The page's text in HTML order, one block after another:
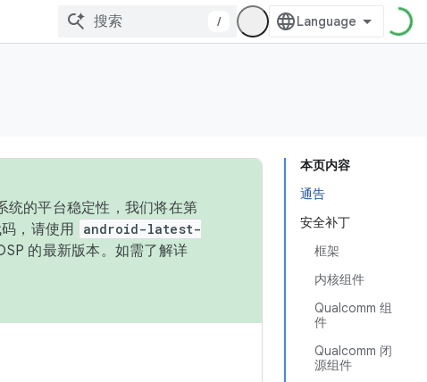
/
本页内容
通告
安全补丁
框架
内核组件
Qualcomm 组
件
Qualcomm 闭
源组件
统的平台稳定性，我们将在第
，请使用
android-latest-
的最新版本。如需了解详